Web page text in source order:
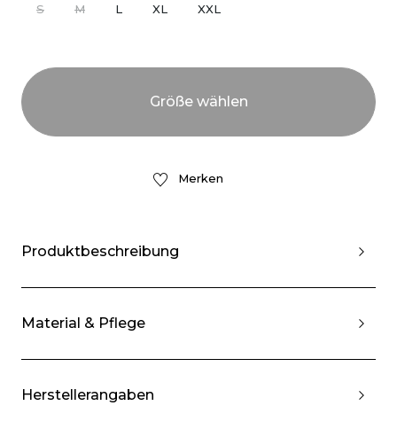
S M L XL XXL
Merken
Produktbeschreibung
Material & Pflege
Herstellerangaben